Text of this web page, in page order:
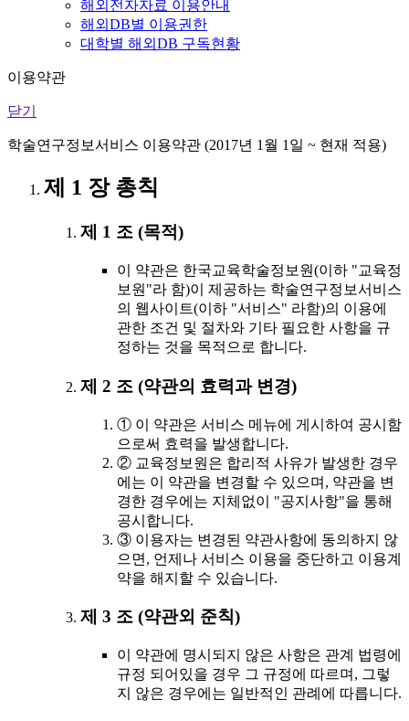
해외전자자료 이용안내
해외DB별 이용권한
대학별 해외DB 구독현황
이용약관
닫기
학술연구정보서비스 이용약관 (2017년 1월 1일 ~ 현재 적용)
제 1 장 총칙
제 1 조 (목적)
이 약관은 한국교육학술정보원(이하 "교육정
보원"라 함)이 제공하는 학술연구정보서비스
의 웹사이트(이하 "서비스" 라함)의 이용에
관한 조건 및 절차와 기타 필요한 사항을 규
정하는 것을 목적으로 합니다.
제 2 조 (약관의 효력과 변경)
① 이 약관은 서비스 메뉴에 게시하여 공시함
으로써 효력을 발생합니다.
② 교육정보원은 합리적 사유가 발생한 경우
에는 이 약관을 변경할 수 있으며, 약관을 변
경한 경우에는 지체없이 "공지사항"을 통해
공시합니다.
③ 이용자는 변경된 약관사항에 동의하지 않
으면, 언제나 서비스 이용을 중단하고 이용계
약을 해지할 수 있습니다.
제 3 조 (약관외 준칙)
이 약관에 명시되지 않은 사항은 관계 법령에
규정 되어있을 경우 그 규정에 따르며, 그렇
지 않은 경우에는 일반적인 관례에 따릅니다.